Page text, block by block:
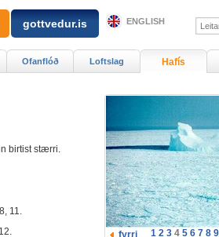
1 2 3 4 5 6 7 8 9
fyrri
birtist stærri.
11.
Ofanflóð Loftslag Hafís
gottvedur.is ENGLISH